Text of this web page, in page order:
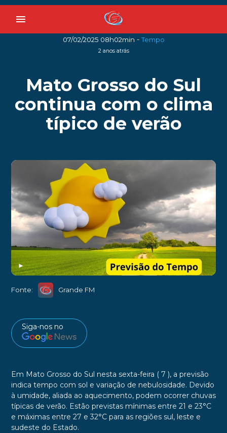
menu
07/02/2025 08h02min -Tempo
2 anos atrás
Mato Grosso do Sul
continua com o clima
típico de verão
►
Fonte: Grande FM
Siga-nos no
Em Mato Grosso do Sul nesta sexta-feira ( 7 ), a previsão
indica tempo com sol e variação de nebulosidade. Devido
à umidade, aliada ao aquecimento, podem ocorrer chuvas
típicas de verão. Estão previstas mínimas entre 21 e 23°C
e máximas entre 27 e 32°C para as regiões sul, leste e
sudeste do Estado.